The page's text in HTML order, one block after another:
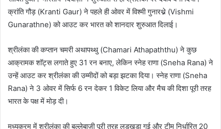
क्रांति गौड़ (Kranti Gaur) ने पहले ही ओवर में विश्मी गुनारथ्ने (Vishmi
Gunarathne) को आउट कर भारत को शानदार शुरुआत दिलाई।
श्रीलंका की कप्तान चमरी अथापथ्थु (Chamari Athapaththu) ने कुछ
आक्रामक शॉट्स लगाते हुए 31 रन बनाए, लेकिन स्नेह राणा (Sneha Rana) ने
उन्हें आउट कर श्रीलंका की उम्मीदों को बड़ा झटका दिया। स्नेह राणा (Sneha
Rana) ने 3 ओवर में सिर्फ 6 रन देकर 1 विकेट लिया और मैच की दिशा पूरी तरह
भारत के पक्ष में मोड़ दी।
मध्यक्रम में श्रीलंका की बल्लेबाज़ी पूरी तरह लड़खड़ा गई और टीम निर्धारित 20